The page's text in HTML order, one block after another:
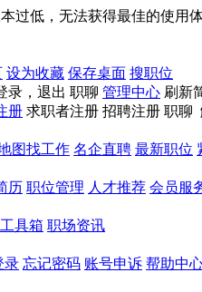
过低，无法获得最佳的使用
设为收藏 保存桌面 搜职位
录， 退出 职聊 管理中心 刷新
册 求职者注册 招聘注册 职聊
图找工作 名企直聘 最新职位
历 职位管理 人才推荐 会员服
具箱 职场资讯
录 忘记密码 账号申诉 帮助中